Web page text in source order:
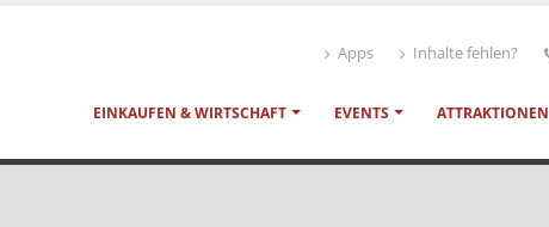
Apps Inhalte fehlen?
EINKAUFEN & WIRTSCHAFT EVENTS ATTRAKTIONEN